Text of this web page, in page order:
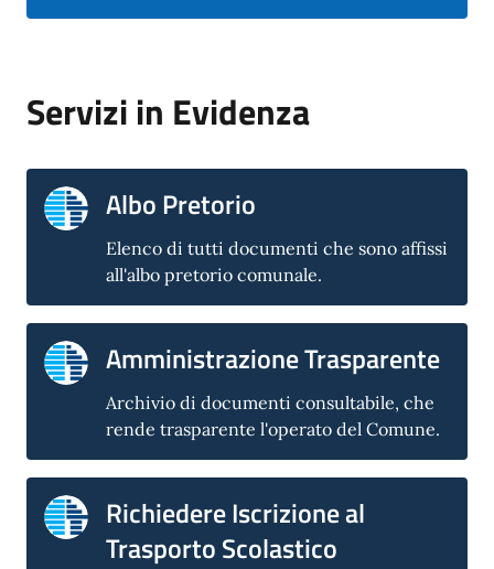
Servizi in Evidenza
Albo Pretorio
Elenco di tutti documenti che sono affissi
all'albo pretorio comunale.
Amministrazione Trasparente
Archivio di documenti consultabile, che
rende trasparente l'operato del Comune.
Richiedere Iscrizione al
Trasporto Scolastico